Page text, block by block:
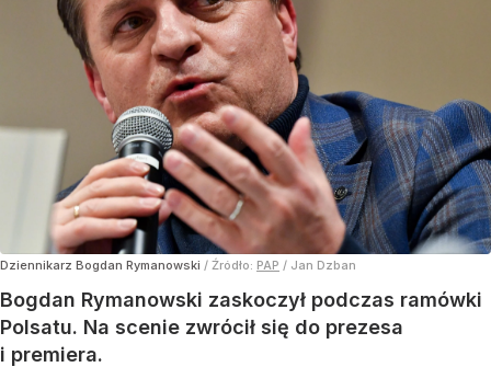
Dziennikarz Bogdan Rymanowski / Źródło: PAP / Jan Dzban
Bogdan Rymanowski zaskoczył podczas ramówki
Polsatu. Na scenie zwrócił się do prezesa
i premiera.